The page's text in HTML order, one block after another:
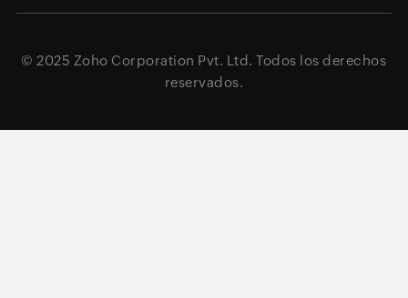
© 2025 Zoho Corporation Pvt. Ltd. Todos los derechos
reservados.